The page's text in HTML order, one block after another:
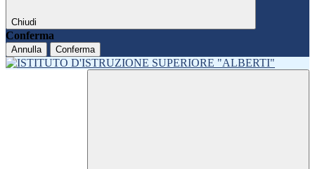
Chiudi
Conferma
Annulla Conferma